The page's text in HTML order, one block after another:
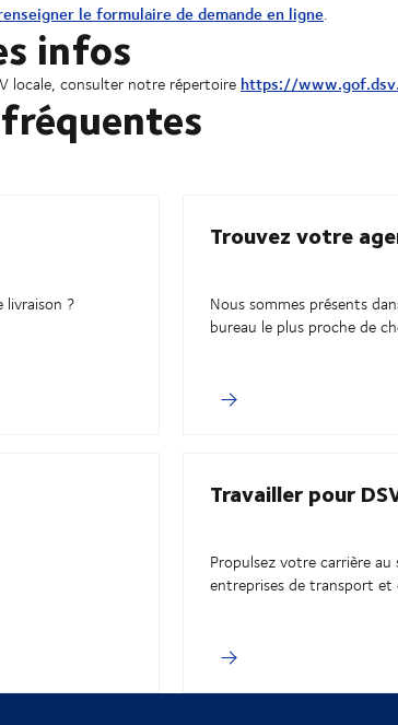
le formulaire de demande en ligne.
infos
locale, consulter notre répertoire https://
livraison ?
Trouvez votre
Nous sommes présents
bureau le plus proche de
Travailler pour
Propulsez votre carrière
entreprises de transport